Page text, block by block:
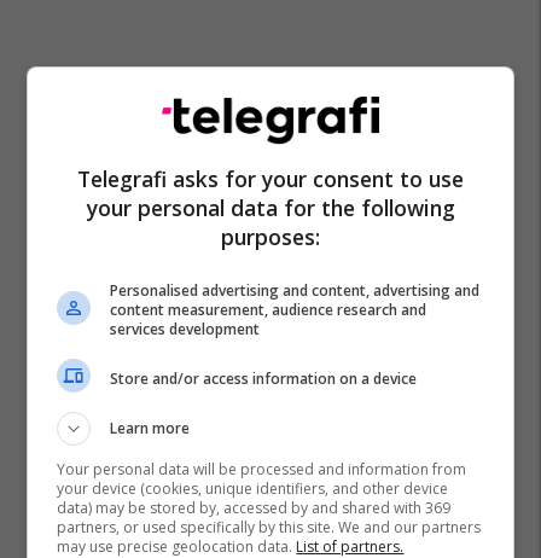
Telegrafi asks for your consent to use
your personal data for the following
purposes:
Personalised advertising and content, advertising and
content measurement, audience research and
services development
Store and/or access information on a device
Learn more
Your personal data will be processed and information from
your device (cookies, unique identifiers, and other device
data) may be stored by, accessed by and shared with 369
partners, or used specifically by this site. We and our partners
may use precise geolocation data. List of partners.